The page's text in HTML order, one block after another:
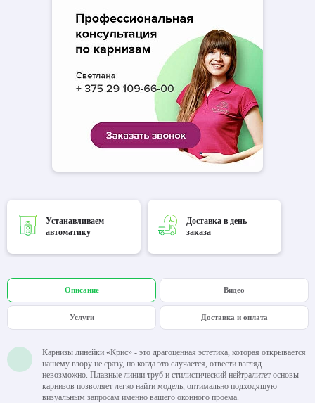
Устанавливаем
автоматику
Доставка в день
заказа
Описание Видео
Услуги Доставка и оплата
Карнизы линейки «Крис» - это драгоценная эстетика, которая открывается
нашему взору не сразу, но когда это случается, отвести взгляд
невозможно. Плавные линии труб и стилистический нейтралитет основы
карнизов позволяет легко найти модель, оптимально подходящую
визуальным запросам именно вашего оконного проема.